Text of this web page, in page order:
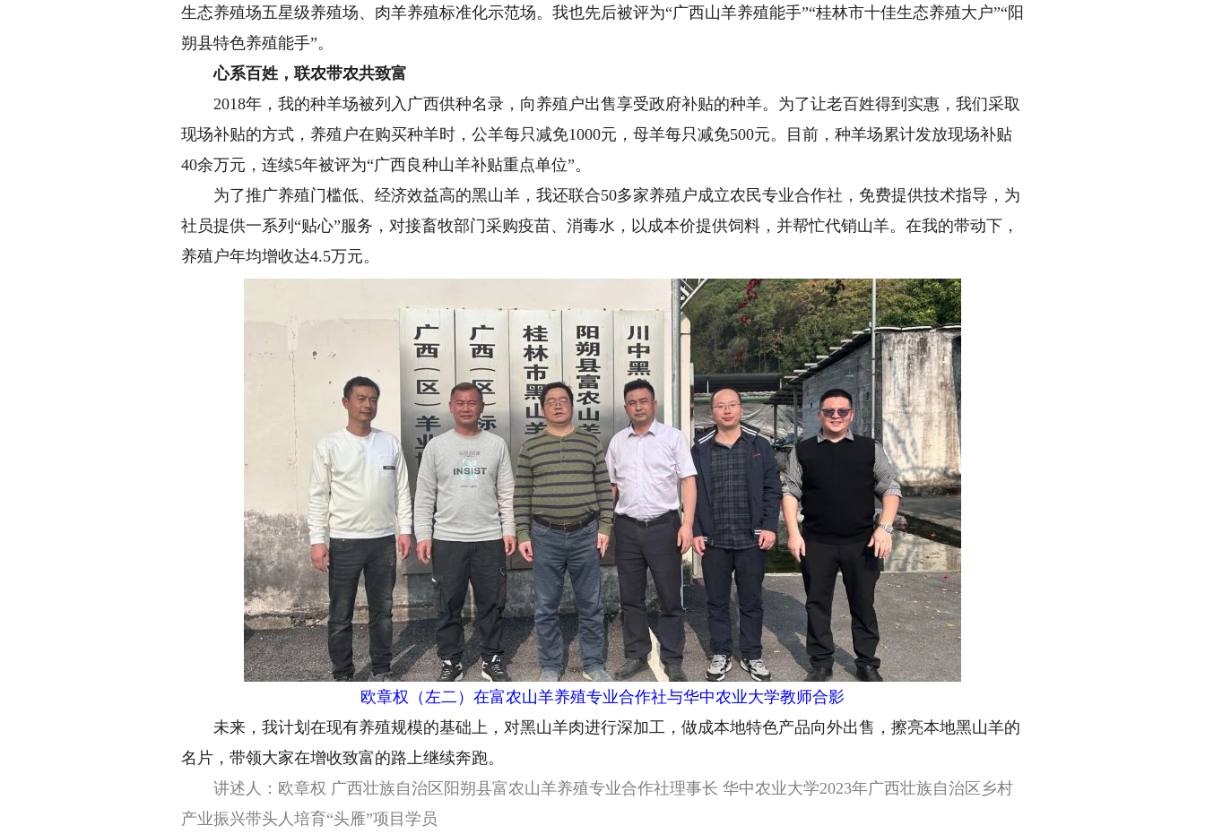
生态养殖场五星级养殖场、肉羊养殖标准化示范场。我也先后被评为“广西山羊养殖能手”“桂林市十佳生态养殖大户”“阳
朔县特色养殖能手”。
心系百姓，联农带农共致富
2018年，我的种羊场被列入广西供种名录，向养殖户出售享受政府补贴的种羊。为了让老百姓得到实惠，我们采取
现场补贴的方式，养殖户在购买种羊时，公羊每只减免1000元，母羊每只减免500元。目前，种羊场累计发放现场补贴
40余万元，连续5年被评为“广西良种山羊补贴重点单位”。
为了推广养殖门槛低、经济效益高的黑山羊，我还联合50多家养殖户成立农民专业合作社，免费提供技术指导，为
社员提供一系列“贴心”服务，对接畜牧部门采购疫苗、消毒水，以成本价提供饲料，并帮忙代销山羊。在我的带动下，
养殖户年均增收达4.5万元。
欧章权（左二）在富农山羊养殖专业合作社与华中农业大学教师合影
未来，我计划在现有养殖规模的基础上，对黑山羊肉进行深加工，做成本地特色产品向外出售，擦亮本地黑山羊的
名片，带领大家在增收致富的路上继续奔跑。
讲述人：欧章权 广西壮族自治区阳朔县富农山羊养殖专业合作社理事长 华中农业大学2023年广西壮族自治区乡村
产业振兴带头人培育“头雁”项目学员